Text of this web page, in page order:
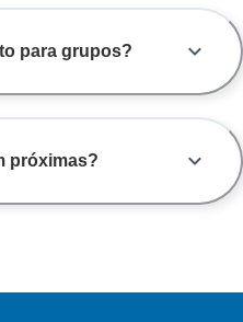
para grupos?
próximas?